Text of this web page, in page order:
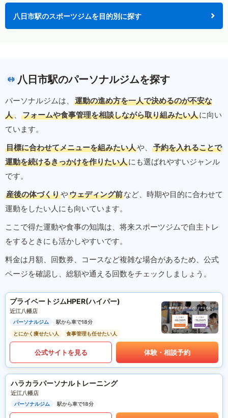
八日市駅のスポーツジムを目的別に探す
八日市駅のパーソナルジムを探す
パーソナルジムは、
運動の進め方を一人で決めるのが不安な
人 、 フォームや食事管理を相談しながら取り組みたい人に向い
ています。
目標に合わせてメニューを組みたい人や、
予約を入れることで
運動を続けるきっかけを作りたい人にも選ばれやすいジャンル
です。
産後の体づくりやウェディング前など、時期や目的に合わせて
運動をしたい人にも向いています。
ここで得た運動や食事の知識は、将来スポーツジムで自主トレ
をするときにも活かしやすいです。
料金は月額、回数券、コースなど複雑な場合があるため、公式
ページを確認し、総額や通える回数をチェックしましょう。
プライベートジムHPER(ハイパー)
近江八幡店
パーソナルジム
駅から車で18分
とにかく痩せたい人
食事管理も任せたい人
公式サイトを見る 体験・相談予約
ハラカラパーソナルトレーニング
近江八幡店
パーソナルジム 駅から車で18分